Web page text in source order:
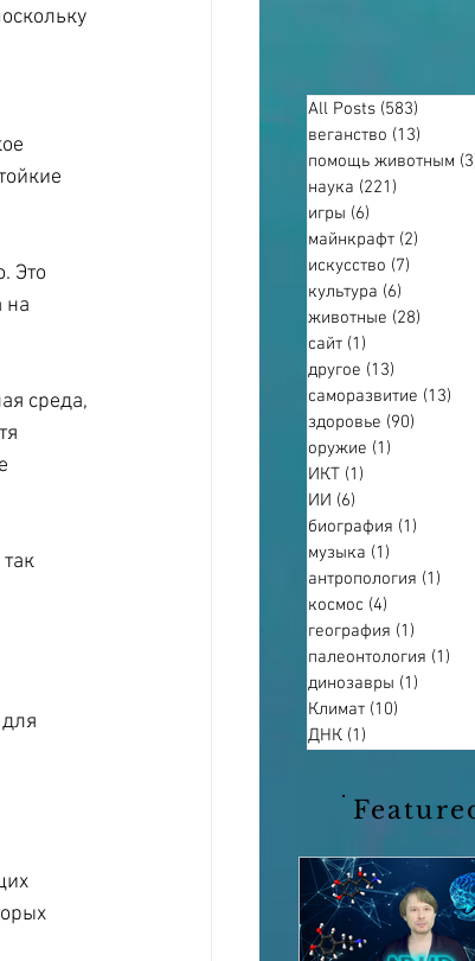
Это
на
среда,
All Posts (583)
веганство (13)
помощь животным
наука (221)
игры (6)
майнкрафт (2)
искусство (7)
культура (6)
животные (28)
сайт (1)
другое (13)
саморазвитие (13)
здоровье (90)
оружие (1)
ИКТ (1)
ИИ (6)
биография (1)
музыка (1)
антропология (1)
космос (4)
география (1)
палеонтология (1)
динозавры (1)
Климат (10)
ДНК (1)